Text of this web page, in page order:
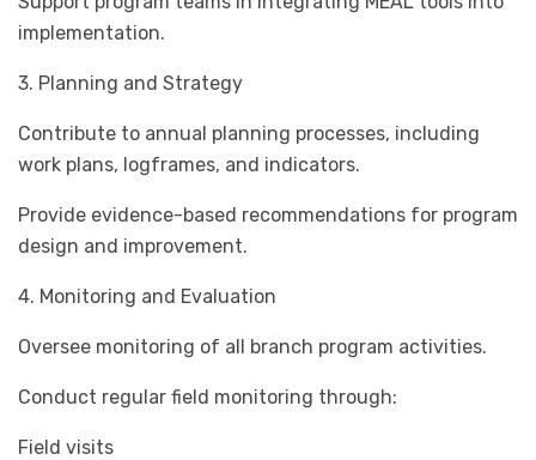
implementation.
3. Planning and Strategy
Contribute to annual planning processes, including
work plans, logframes, and indicators.
Provide evidence-based recommendations for program
design and improvement.
4. Monitoring and Evaluation
Oversee monitoring of all branch program activities.
Conduct regular field monitoring through:
Field visits